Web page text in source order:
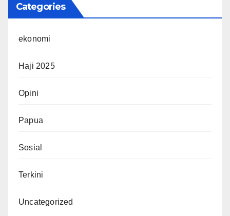
Categories
ekonomi
Haji 2025
Opini
Papua
Sosial
Terkini
Uncategorized